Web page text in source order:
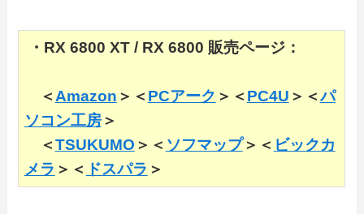
・RX 6800 XT / RX 6800 販売ページ：
＜Amazon ＞＜ PCアーク ＞＜ PC4U ＞＜パ
ソコン工房＞
＜TSUKUMO ＞＜ ソフマップ＞＜ ビックカ
メラ ＞＜ ドスパラ ＞